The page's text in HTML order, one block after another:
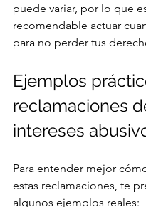
puede variar, por lo que
recomendable actuar
para no perder tus
Ejemplos
reclamaciones
intereses
Para entender mejor
estas reclamaciones, te
algunos ejemplos reales: